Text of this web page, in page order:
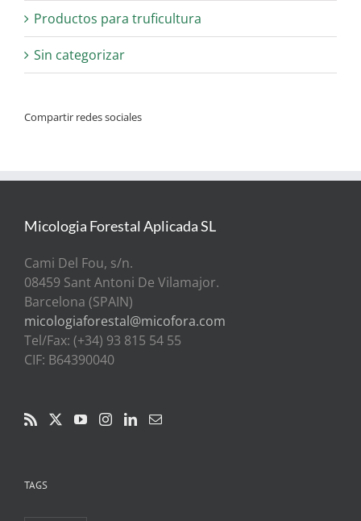
Productos para truficultura
Sin categorizar
Compartir redes sociales
Micologia Forestal Aplicada SL
Cami Del Fou, s/n.
08459 Sant Antoni De Vilamajor.
Barcelona (SPAIN)
micologiaforestal@micofora.com
Tel/Fax: (+34) 93 815 54 55
CIF: B64390040
TAGS